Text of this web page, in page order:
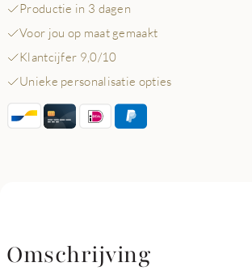
Productie in 3 dagen
Voor jou op maat gemaakt
Klantcijfer 9,0/10
Unieke personalisatie opties
Omschrijving